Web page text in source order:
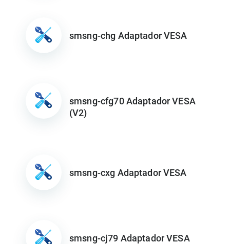
smsng-chg Adaptador VESA
smsng-cfg70 Adaptador VESA
(V2)
smsng-cxg Adaptador VESA
smsng-cj79 Adaptador VESA